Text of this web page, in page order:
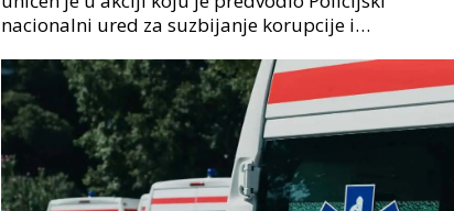
nacionalni ured za suzbijanje korupcije i
priopćenju USKOK